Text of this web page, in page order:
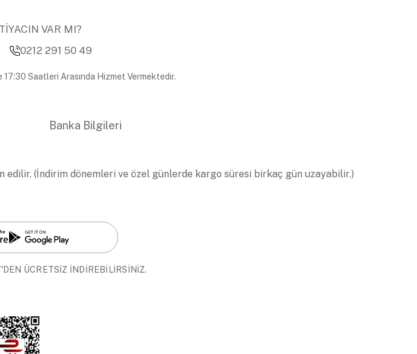
VAR MI?
0212 291 50 49
Saatleri Arasında Hizmet Vermektedir.
Banka Bilgileri
(İndirim dönemleri ve özel günlerde kargo süresi birkaç gün uzayabilir.)
ÜCRETSİZ İNDİREBİLİRSİNİZ.